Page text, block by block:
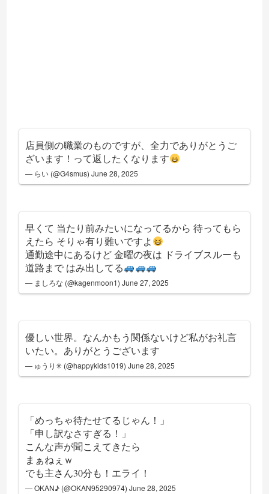
店員側の職業のものですが、全力でありがとうご
ざいます！って返したくなります
— らい (@G4smus)June 28, 2025
早くて 当たり前みたいになってるから 待ってもら
えたら そりゃ有り難いですよ
通勤途中にあるけど 金曜の夜は ドライブスルーも
道路まで はみ出してる
— ましろな (@kagenmoon1)June 27, 2025
優しい世界。なんかもう関係ないけど私がお礼言
いたい。ありがとうございます
— ゅうり✳︎ (@happykids1019)June 28, 2025
「めっちゃ待たせてるじゃん！」
「申し訳なさすぎる！」
こんな声が聞こえてきたら
まぁねぇｗ
でも主さん30分も！エライ！
— OKAN♪ (@OKAN95290974)June 28, 2025